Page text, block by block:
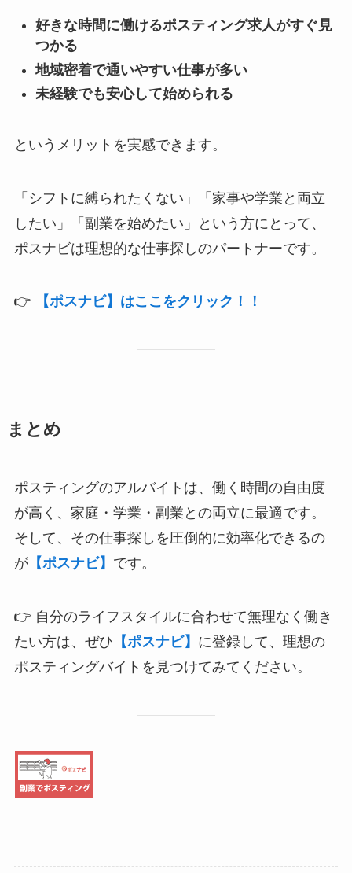
好きな時間に働けるポスティング求人がすぐ見
つかる
地域密着で通いやすい仕事が多い
未経験でも安心して始められる
というメリットを実感できます。
「シフトに縛られたくない」「家事や学業と両立
したい」「副業を始めたい」という方にとって、
ポスナビは理想的な仕事探しのパートナーです。
👉 【ポスナビ】はここをクリック！！
まとめ
ポスティングのアルバイトは、働く時間の自由度
が高く、家庭・学業・副業との両立に最適です。
そして、その仕事探しを圧倒的に効率化できるの
が【ポスナビ】 です。
👉 自分のライフスタイルに合わせて無理なく働き
たい方は、ぜひ 【ポスナビ】 に登録して、理想の
ポスティングバイトを見つけてみてください。